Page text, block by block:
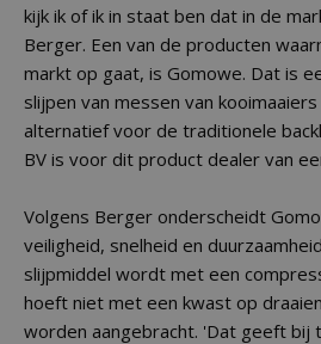
kijk ik of ik in staat ben dat in de
Berger. Een van de producten
markt op gaat, is Gomowe. Dat is
slijpen van messen van
alternatief voor de traditionele
BV is voor dit product dealer van
Volgens Berger onderscheidt
veiligheid, snelheid en
slijpmiddel wordt met een
hoeft niet met een kwast op
worden aangebracht. 'Dat geeft bij